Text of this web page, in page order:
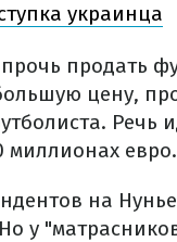
украинца
продать
цену,
Речь
миллионах евро.
на
у